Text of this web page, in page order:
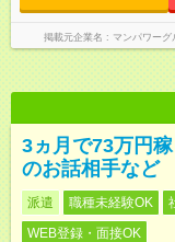
掲載元企業名 マンパワー
3ヵ月で73万円
のお話相手など
派遣 職種未経験OK
WEB登録・面接OK